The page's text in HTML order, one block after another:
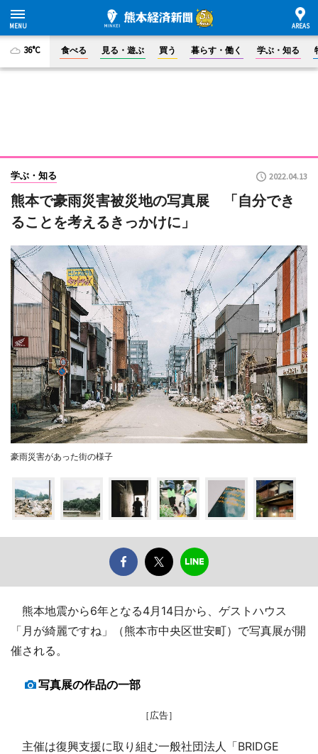
36°C 食べる 見る・遊ぶ 買う 暮らす・働く 学ぶ・知る
学ぶ・知る 2022.04.13
熊本で豪雨災害被災地の写真展 「自分でき
ることを考えるきっかけに」
豪雨災害があった街の様子
熊本地震から6年となる4月14日から、ゲストハウス
「月が綺麗ですね」（熊本市中央区世安町）で写真展が開
催される。
写真展の作品の一部
［広告］
主催は復興支援に取り組む一般社団法人「BRIDGE